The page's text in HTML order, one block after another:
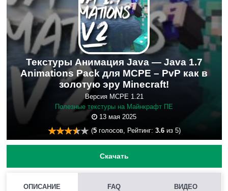
Текстуры Анимация Java — Java 1.7
Animations Pack для MCPE – PvP как в
золотую эру Minecraft!
Версия MCPE 1.21
Полезные текстуры на Майнкрафт ПЕ
13 мая 2025
(5голосов, Рейтинг: 3.6из 5)
Скачать
ОПИСАНИЕ FAQ ВИДЕО